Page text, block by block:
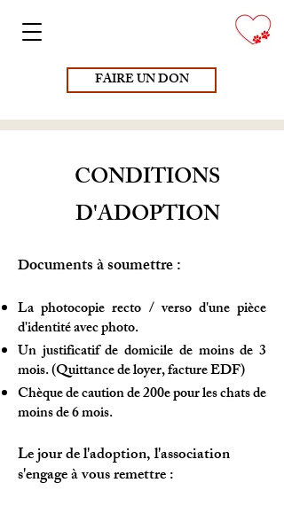
FAIRE UN DON
CONDITIONS
D'ADOPTION
Documents à soumettre :
La photocopie recto / verso d'une pièce
d'identité avec photo.
Un justificatif de domicile de moins de 3
mois. (Quittance de loyer, facture EDF)
Chèque de caution de 200e pour les chats de
moins de 6 mois.
Le jour de l'adoption, l'association
s'engage à vous remettre :